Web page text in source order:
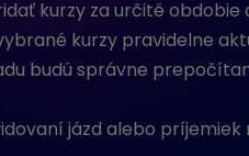
kurzy za určité obdobie
kurzy pravidelne
budú správne
jázd alebo príjemiek